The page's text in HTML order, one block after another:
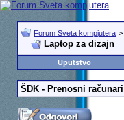
Forum Sveta kompjutera >
Laptop za dizajn
Uputstvo
ŠDK - Prenosni računari